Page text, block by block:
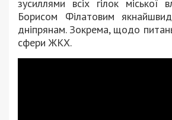
зусиллями всіх гілок
Борисом Філатовим
дніпрянам. Зокрема, щодо
сфери ЖКХ.